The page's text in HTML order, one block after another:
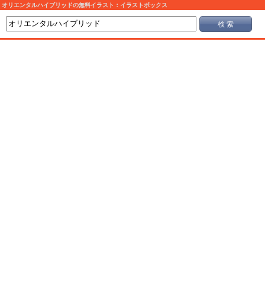
オリエンタルハイブリッドの無料イラスト：イラストボックス
検 索